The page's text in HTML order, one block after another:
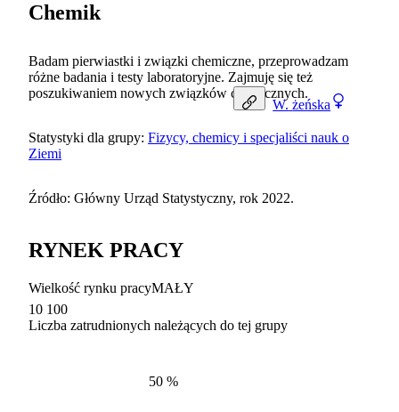
W. żeńska
Chemik
Badam pierwiastki i związki chemiczne, przeprowadzam
różne badania i testy laboratoryjne. Zajmuję się też
poszukiwaniem nowych związków chemicznych.
Statystyki dla grupy: Fizycy, chemicy i specjaliści nauk o
Ziemi
Źródło: Główny Urząd Statystyczny, rok 2022.
RYNEK PRACY
Wielkość rynku pracyMAŁY
10 100
Liczba zatrudnionych należących do tej grupy
50 %